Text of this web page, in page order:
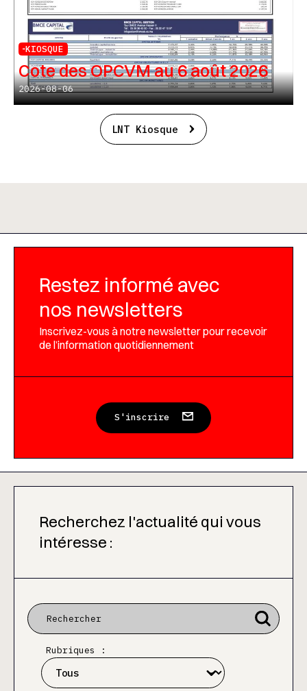
KIOSQUE
Cote des OPCVM au 6 août 2026
2026-08-06
LNT Kiosque
Restez informé avec
nos newsletters
Inscrivez-vous à notre newsletter pour recevoir
de l’information quotidiennement
S'inscrire
Recherchez l'actualité qui vous
intéresse :
Rubriques :